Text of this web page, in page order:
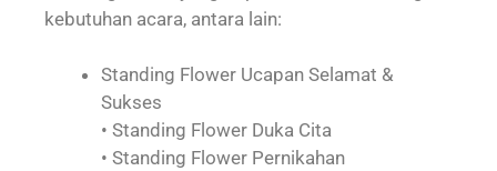
kebutuhan acara, antara lain:
Standing Flower Ucapan Selamat &
Sukses
• Standing Flower Duka Cita
• Standing Flower Pernikahan